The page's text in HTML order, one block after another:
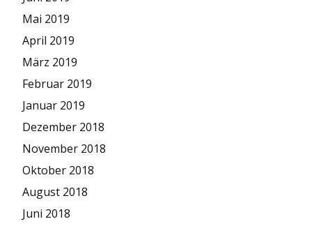
Mai 2019
April 2019
März 2019
Februar 2019
Januar 2019
Dezember 2018
November 2018
Oktober 2018
August 2018
Juni 2018